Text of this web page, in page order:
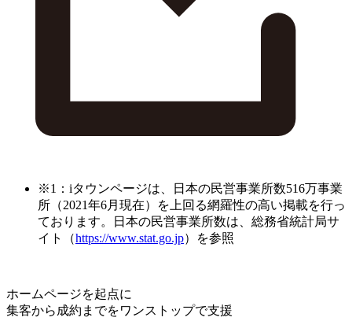
※1：iタウンページは、日本の民営事業所数516万事業
所（2021年6月現在）を上回る網羅性の高い掲載を行っ
ております。日本の民営事業所数は、総務省統計局サ
イト（https://www.stat.go.jp）を参照
ホームページを起点に
集客から成約までをワンストップで支援